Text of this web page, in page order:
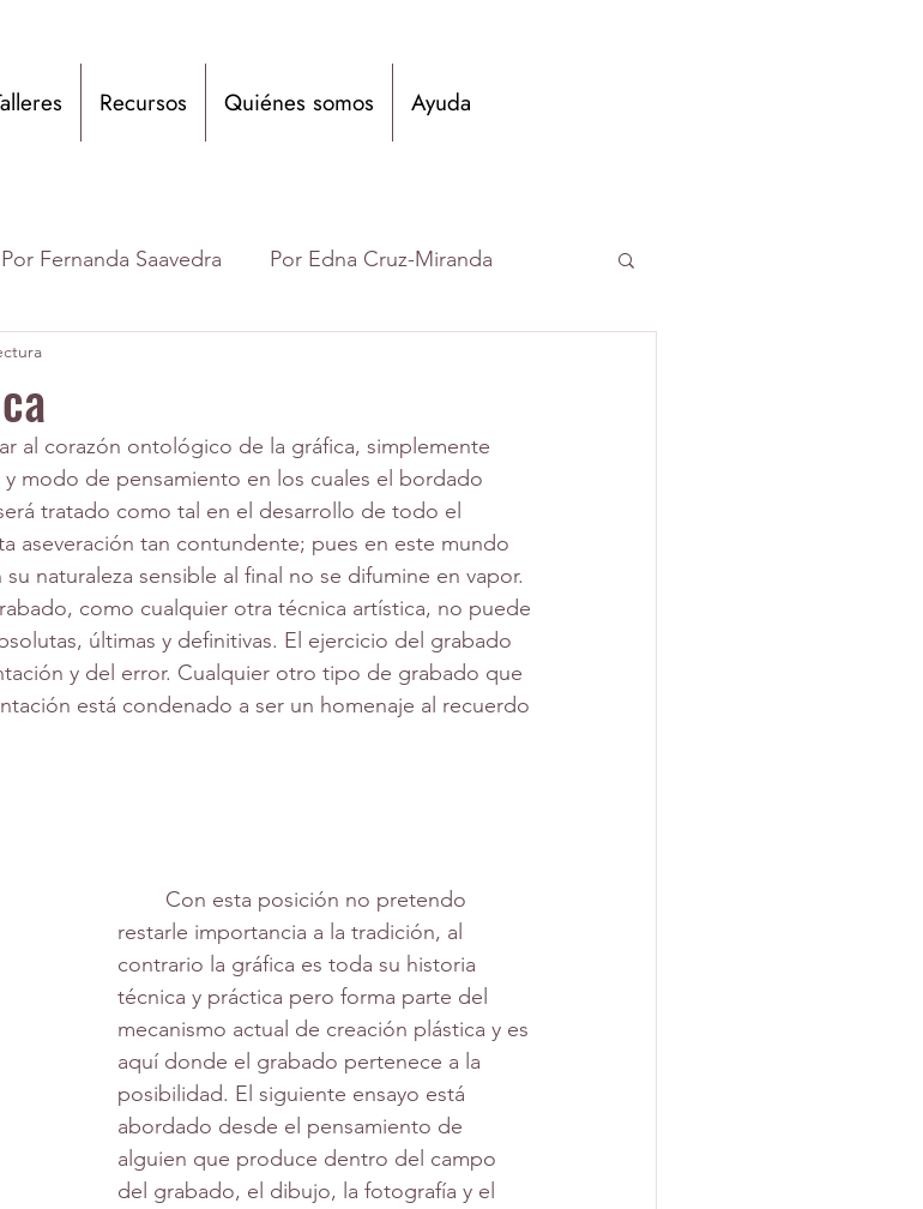
Recursos Quiénes somos Ayuda
Por Fernanda Saavedra Por Edna Cruz-Miranda
Muñoz Toro
Gimena Romero Eventos académicos
al corazón ontológico de la gráfica, simplemente
modo de pensamiento en los cuales el bordado
tratado como tal en el desarrollo de todo el
aseveración tan contundente; pues en este mundo
naturaleza sensible al final no se difumine en vapor.
como cualquier otra técnica artística, no puede
últimas y definitivas. El ejercicio del grabado
y del error. Cualquier otro tipo de grabado que
está condenado a ser un homenaje al recuerdo
restarle importancia a la tradición, al
contrario la gráfica es toda su historia
técnica y práctica pero forma parte del
mecanismo actual de creación plástica y es
aquí donde el grabado pertenece a la
posibilidad. El siguiente ensayo está
abordado desde el pensamiento de
alguien que produce dentro del campo
del grabado, el dibujo, la fotografía y el